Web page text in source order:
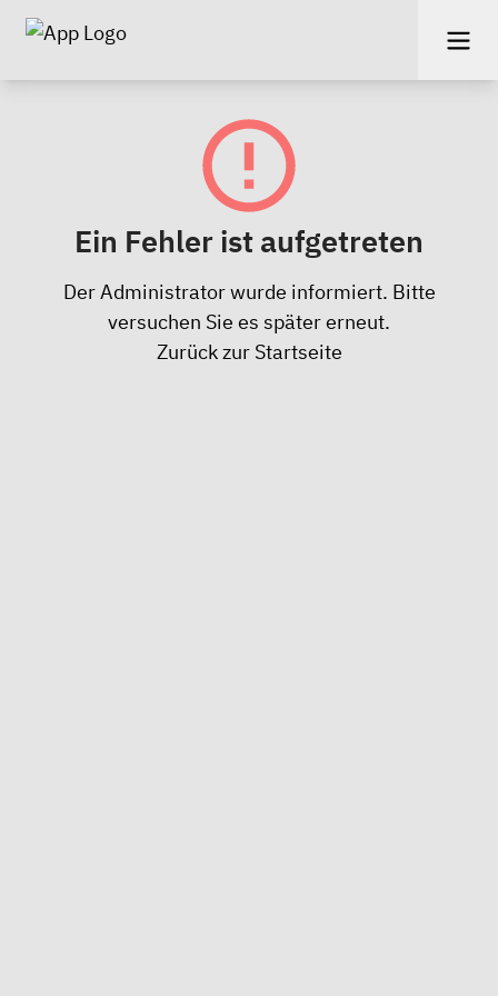
Ein Fehler ist aufgetreten
Der Administrator wurde informiert. Bitte
versuchen Sie es später erneut.
Zurück zur Startseite